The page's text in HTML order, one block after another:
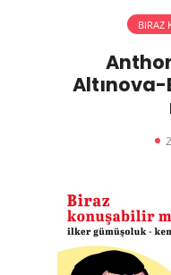
BIRAZ